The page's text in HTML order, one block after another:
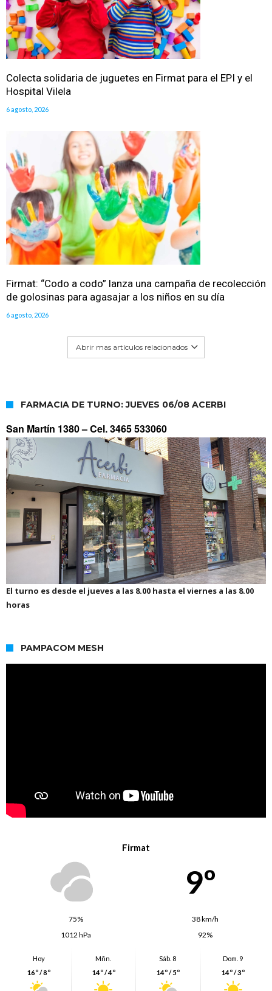
Colecta solidaria de juguetes en Firmat para el EPI y el
Hospital Vilela
6 agosto, 2026
Firmat: “Codo a codo” lanza una campaña de recolección
de golosinas para agasajar a los niños en su día
6 agosto, 2026
Abrir mas artículos relacionados
FARMACIA DE TURNO: JUEVES 06/08 ACERBI
San Martín 1380 –Cel. 3465 533060
El turno es desde el jueves a las 8.00 hasta el viernes a las 8.00
horas
PAMPACOM MESH
Firmat
9º
75%
38 km/h
1012 hPa
92%
Hoy
16º / 8º
Mñn.
14º / 4º
Sáb. 8
14º / 5º
Dom. 9
14º / 3º